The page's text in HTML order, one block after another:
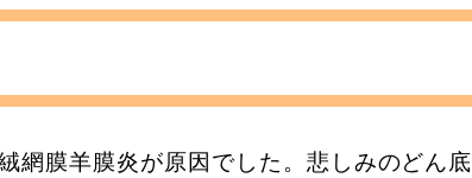
網膜羊膜炎が原因でした。悲しみのどん底